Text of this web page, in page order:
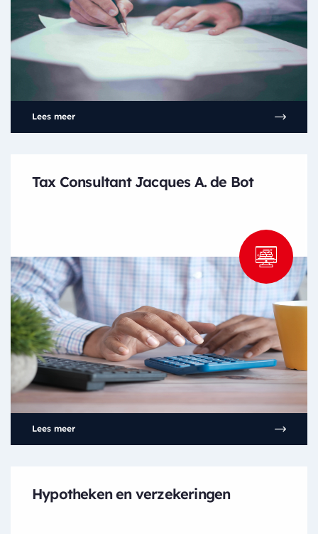
Lees meer
Tax Consultant Jacques A. de Bot
Lees meer
Hypotheken en verzekeringen